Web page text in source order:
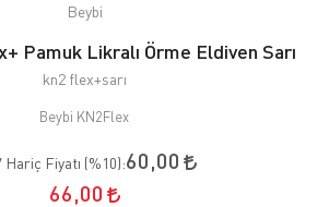
Beybi
Pamuk Likralı Örme Eldiven Sarı
kn2 flex+sarı
Beybi KN2Flex
Hariç Fiyatı (%10):60,00
66,00